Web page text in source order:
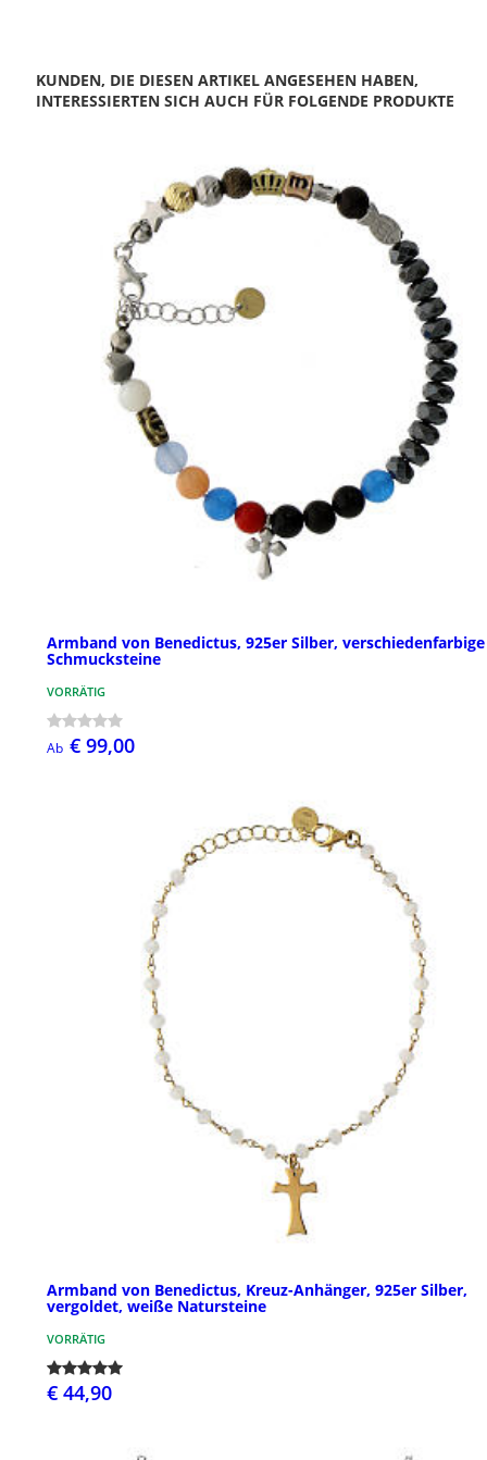
KUNDEN, DIE DIESEN ARTIKEL ANGESEHEN HABEN,
INTERESSIERTEN SICH AUCH FÜR FOLGENDE PRODUKTE
Armband von Benedictus, 925er Silber, verschiedenfarbige
Schmucksteine
VORRÄTIG
Ab € 99,00
Armband von Benedictus, Kreuz-Anhänger, 925er Silber,
vergoldet, weiße Natursteine
VORRÄTIG
€ 44,90